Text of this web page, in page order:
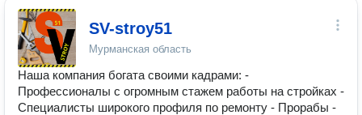
SV-stroy51
Мурманская область
Наша компания богата своими кадрами: -
Профессионалы с огромным стажем работы на стройках -
Специалисты широкого профиля по ремонту - Прорабы -